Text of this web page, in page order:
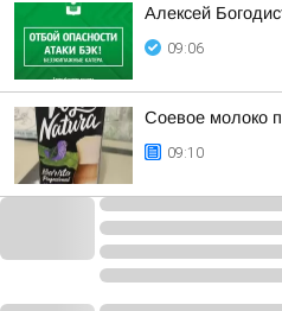
Алексей
09:06
Соевое молоко
09:10